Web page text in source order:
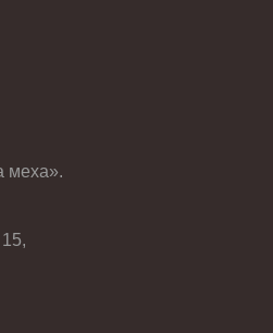
меха».